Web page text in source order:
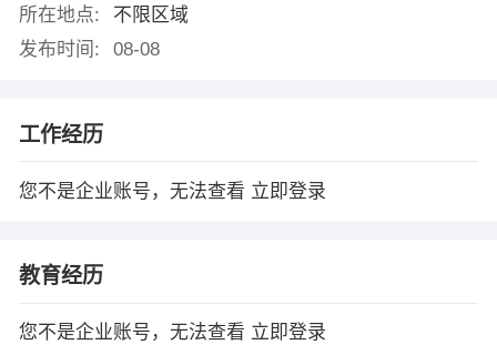
所在地点:
不限区域
发布时间:
08-08
工作经历
您不是企业账号，无法查看 立即登录
教育经历
您不是企业账号，无法查看 立即登录